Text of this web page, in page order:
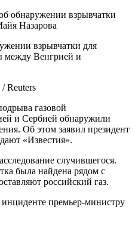
обнаружении взрывчатки
Назарова
Reuters
газовой
и Сербией обнаружили
Об этом заявил президент
«Известия».
случившегося.
была найдена рядом с
российский газ.
премьер-министру